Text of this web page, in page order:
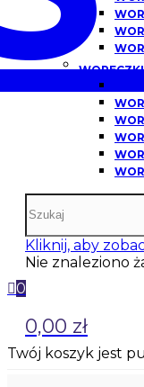
WORECZKI
Kliknij, aby
Nie znaleziono
0
0,00 zł
Twój koszyk jest